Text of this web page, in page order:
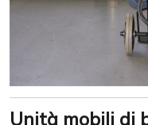
Unità mobili di